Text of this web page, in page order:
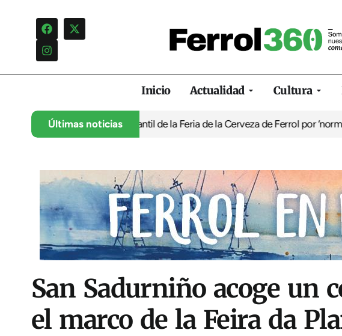
Inicio Actualidad Cultura
Últimas noticias
la programación infantil de la Feria de la Cerveza de Ferrol por ‘normalizar’
San Sadurniño acoge un
el marco de la Feira da